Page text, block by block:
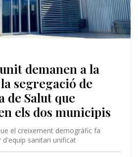
demanen a la
segregació de
de Salut que
els dos municipis
el creixement demogràfic fa
sanitari unificat